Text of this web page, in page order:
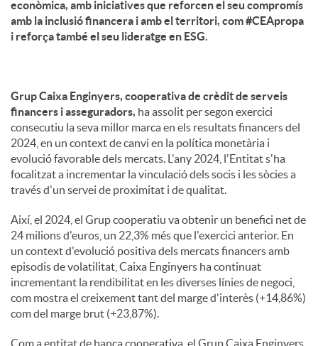
econòmica, amb iniciatives que reforcen el seu compromís
amb la inclusió financera i amb el territori, com #CEApropa
i reforça també el seu lideratge en ESG.
Grup Caixa Enginyers, cooperativa de crèdit de serveis
financers i asseguradors, ha assolit per segon exercici
consecutiu la seva millor marca en els resultats financers del
2024, en un context de canvi en la política monetària i
evolució favorable dels mercats. L'any 2024, l'Entitat s'ha
focalitzat a incrementar la vinculació dels socis i les sòcies a
través d'un servei de proximitat i de qualitat.
Així, el 2024, el Grup cooperatiu va obtenir un benefici net de
24 milions d'euros, un 22,3% més que l'exercici anterior. En
un context d'evolució positiva dels mercats financers amb
episodis de volatilitat, Caixa Enginyers ha continuat
incrementant la rendibilitat en les diverses línies de negoci,
com mostra el creixement tant del marge d'interès (+14,86%)
com del marge brut (+23,87%).
Com a entitat de banca cooperativa, el Grup Caixa Enginyers